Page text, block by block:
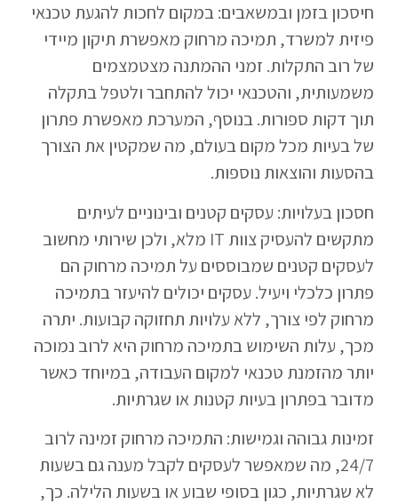
חיסכון בזמן ובמשאבים: במקום לחכות להגעת טכנאי
פיזית למשרד, תמיכה מרחוק מאפשרת תיקון מיידי
של רוב התקלות. זמני ההמתנה מצטמצמים
משמעותית, והטכנאי יכול להתחבר ולטפל בתקלה
תוך דקות ספורות. בנוסף, המערכת מאפשרת פתרון
של בעיות מכל מקום בעולם, מה שמקטין את הצורך
בהסעות והוצאות נוספות.
חסכון בעלויות: עסקים קטנים ובינוניים לעיתים
מתקשים להעסיק צוות IT מלא, ולכן שירותי מחשוב
לעסקים קטנים שמבוססים על תמיכה מרחוק הם
פתרון כלכלי ויעיל. עסקים יכולים להיעזר בתמיכה
מרחוק לפי צורך, ללא עלויות תחזוקה קבועות. יתרה
מכך, עלות השימוש בתמיכה מרחוק היא לרוב נמוכה
יותר מהזמנת טכנאי למקום העבודה, במיוחד כאשר
מדובר בפתרון בעיות קטנות או שגרתיות.
זמינות גבוהה וגמישות: התמיכה מרחוק זמינה לרוב
24/7, מה שמאפשר לעסקים לקבל מענה גם בשעות
לא שגרתיות, כגון בסופי שבוע או בשעות הלילה. כך,